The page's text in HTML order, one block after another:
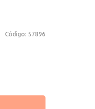
Código: 57896